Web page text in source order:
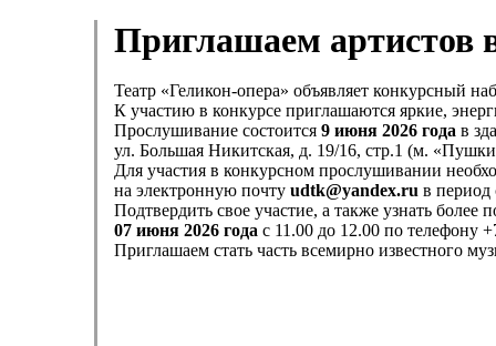
Приглашаем артистов
Театр «Геликон-опера» объявляет конкурсный
К участию в конкурсе приглашаются яркие,
Прослушивание состоится 9 июня 2026 года в
ул. Большая Никитская, д. 19/16, стр.1 (м.
Для участия в конкурсном прослушивании
на электронную почту udtk@yandex.ru в
Подтвердить свое участие, а также узнать
07 июня 2026 года с 11.00 до 12.00 по телефону
Приглашаем стать часть всемирно известного